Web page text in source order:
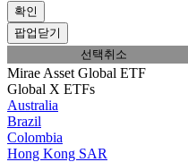
확인
팝업닫기
선택취소
Mirae Asset Global ETF
Global X ETFs
Australia
Brazil
Colombia
Hong Kong SAR